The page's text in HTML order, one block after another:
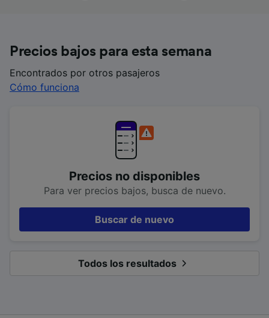
Precios bajos para esta semana
Encontrados por otros pasajeros
Cómo funciona
Precios no disponibles
Para ver precios bajos, busca de nuevo.
Buscar de nuevo
Todos los resultados